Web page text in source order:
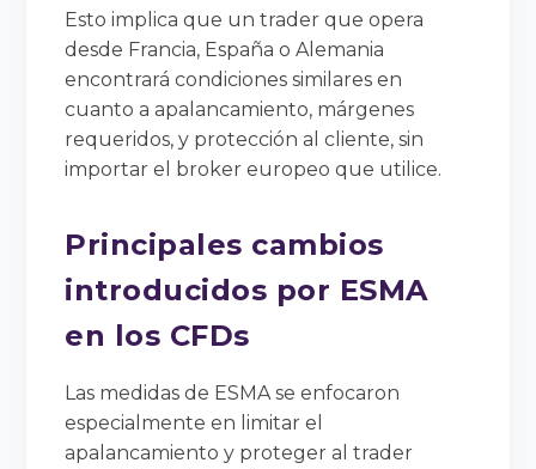
Esto implica que un trader que opera
desde Francia, España o Alemania
encontrará condiciones similares en
cuanto a apalancamiento, márgenes
requeridos, y protección al cliente, sin
importar el broker europeo que utilice.
Principales cambios
introducidos por ESMA
en los CFDs
Las medidas de ESMA se enfocaron
especialmente en limitar el
apalancamiento y proteger al trader